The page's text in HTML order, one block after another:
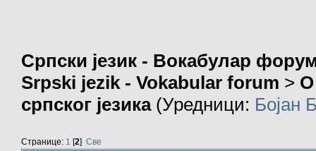
Српски језик - Вокабулар
Srpski jezik - Vokabular forum > О
српског језика(Уредници: Бојан
Странице: 1 [2] Све